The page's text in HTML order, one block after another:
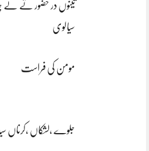
تینوں در حضور تے لے
سیالوی
مومن کی فراست
جلوے ،لشکاں ،کرناں